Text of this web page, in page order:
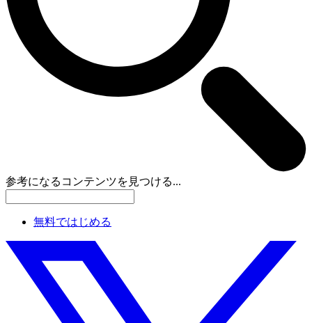
参考になるコンテンツを見つける...
無料ではじめる